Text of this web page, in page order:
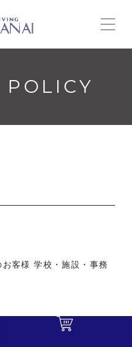
POLICY
客様 学校・施設・事務